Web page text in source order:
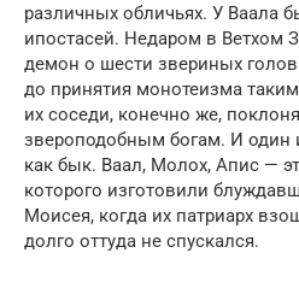
различных обличьях. У Ваала
ипостасей. Недаром в Ветхом
демон о шести звериных
до принятия монотеизма
их соседи, конечно же,
звероподобным богам. И один
как бык. Ваал, Молох, Апис —
которого изготовили
Моисея, когда их патриарх
долго оттуда не спускался.